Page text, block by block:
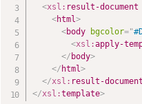
<xsl: result-document
<html>
<body bgcolor="
<xsl:apply-
</ body>
</ html>
</xsl: result-
</xsl:template>